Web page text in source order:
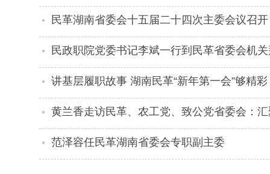
民革湖南省委会十五届二十四次主委会议召开
民政职院党委书记李斌一行到民革省委会机
讲基层履职故事 湖南民革“新年第一会”够精彩
黄兰香走访民革、农工党、致公党省委会：
范泽容任民革湖南省委会专职副主委